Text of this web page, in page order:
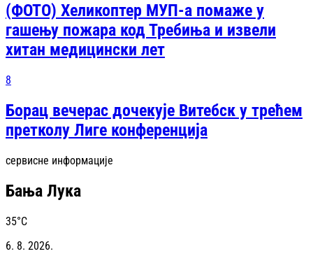
(ФОТО) Хеликоптер МУП-а помаже у
гашењу пожара код Требиња и извели
хитан медицински лет
8
Борац вечерас дочекује Витебск у трећем
претколу Лиге конференција
сервисне информације
Бања Лука
35°C
6. 8. 2026.